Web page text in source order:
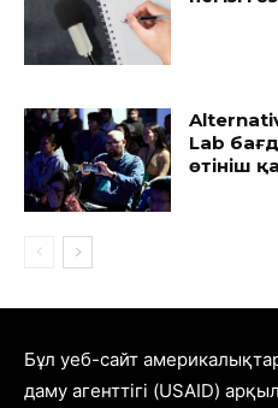
Lab
өтініш
Бұл уеб-сайт
даму агенттігі (USAID)